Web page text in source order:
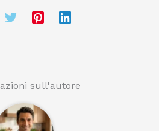
sull'autore